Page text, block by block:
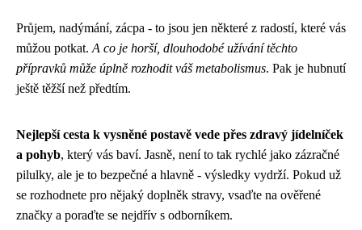
Průjem, nadýmání, zácpa - to jsou jen některé z radostí, které vás
můžou potkat. A co je horší, dlouhodobé užívání těchto
přípravků může úplně rozhodit váš metabolismus. Pak je hubnutí
ještě těžší než předtím.
Nejlepší cesta k vysněné postavě vede přes zdravý jídelníček
a pohyb, který vás baví. Jasně, není to tak rychlé jako zázračné
pilulky, ale je to bezpečné a hlavně - výsledky vydrží. Pokud už
se rozhodnete pro nějaký doplněk stravy, vsaďte na ověřené
značky a poraďte se nejdřív s odborníkem.